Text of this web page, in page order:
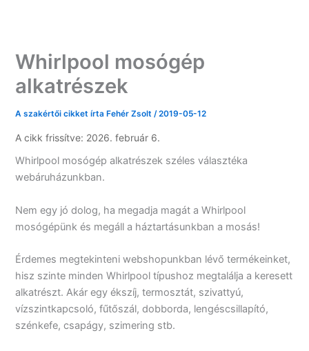
Whirlpool mosógép
alkatrészek
A szakértői cikket írtaFehér Zsolt /2019-05-12
A cikk frissítve: 2026. február 6.
Whirlpool mosógép alkatrészek széles választéka
webáruházunkban.
Nem egy jó dolog, ha megadja magát a Whirlpool
mosógépünk és megáll a háztartásunkban a mosás!
Érdemes megtekinteni webshopunkban lévő termékeinket,
hisz szinte minden Whirlpool típushoz megtalálja a keresett
alkatrészt. Akár egy ékszíj, termosztát, szivattyú,
vízszintkapcsoló, fűtőszál, dobborda, lengéscsillapító,
szénkefe, csapágy, szimering stb.